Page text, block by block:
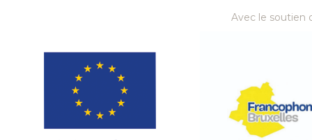
Avec le soutien